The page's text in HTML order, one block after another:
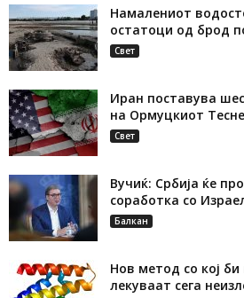
Намалениот
остатоци од брод
Свет
Иран поставува
на Ормуцкиот
Свет
Вучиќ: Србија ќе
соработка со
Балкан
Нов метод со кој
лекуваат сега